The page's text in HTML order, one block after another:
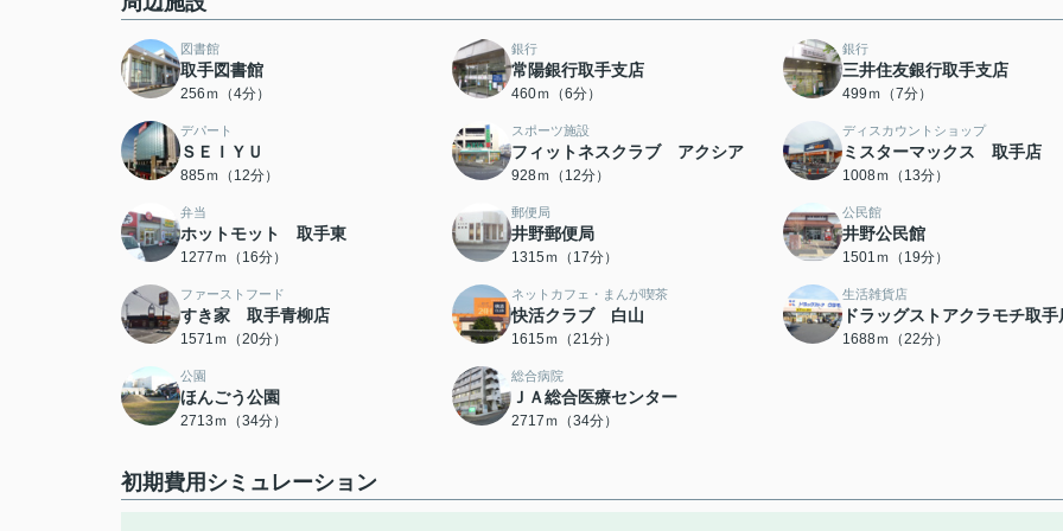
図書館
取手図書館
256ｍ（4分）
銀行
常陽銀行取手支店
460ｍ（6分）
銀行
三井住友銀行取手支店
499ｍ（7分）
デパート
ＳＥＩＹＵ
885ｍ（12分）
スポーツ施設
フィットネスクラブ アクシア
928ｍ（12分）
ディスカウントショップ
ミスターマックス 取手店
1008ｍ（13分）
弁当
ホットモット 取手東
1277ｍ（16分）
郵便局
井野郵便局
1315ｍ（17分）
公民館
井野公民館
1501ｍ（19分）
ファーストフード
すき家 取手青柳店
1571ｍ（20分）
ネットカフェ・まんが喫茶
快活クラブ 白山
1615ｍ（21分）
生活雑貨店
ドラッグストアクラモチ取手
1688ｍ（22分）
公園
ほんごう公園
2713ｍ（34分）
総合病院
ＪＡ総合医療センター
2717ｍ（34分）
初期費用シミュレーション